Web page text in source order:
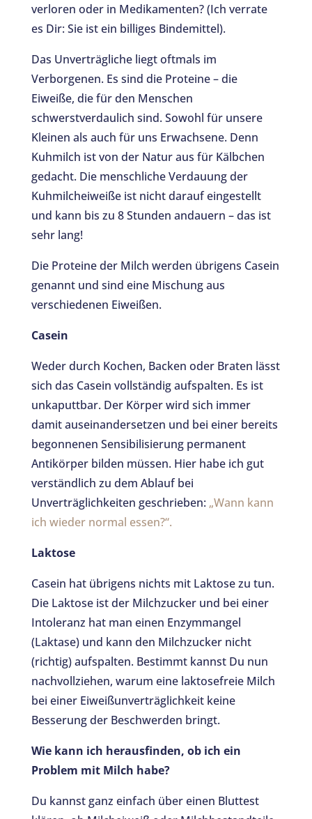
verloren oder in Medikamenten? (Ich verrate
es Dir: Sie ist ein billiges Bindemittel).
Das Unverträgliche liegt oftmals im
Verborgenen. Es sind die Proteine – die
Eiweiße, die für den Menschen
schwerstverdaulich sind. Sowohl für unsere
Kleinen als auch für uns Erwachsene. Denn
Kuhmilch ist von der Natur aus für Kälbchen
gedacht. Die menschliche Verdauung der
Kuhmilcheiweiße ist nicht darauf eingestellt
und kann bis zu 8 Stunden andauern – das ist
sehr lang!
Die Proteine der Milch werden übrigens Casein
genannt und sind eine Mischung aus
verschiedenen Eiweißen.
Casein
Weder durch Kochen, Backen oder Braten lässt
sich das Casein vollständig aufspalten. Es ist
unkaputtbar. Der Körper wird sich immer
damit auseinandersetzen und bei einer bereits
begonnenen Sensibilisierung permanent
Antikörper bilden müssen. Hier habe ich gut
verständlich zu dem Ablauf bei
Unverträglichkeiten geschrieben: „Wann kann
ich wieder normal essen?“.
Laktose
Casein hat übrigens nichts mit Laktose zu tun.
Die Laktose ist der Milchzucker und bei einer
Intoleranz hat man einen Enzymmangel
(Laktase) und kann den Milchzucker nicht
(richtig) aufspalten. Bestimmt kannst Du nun
nachvollziehen, warum eine laktosefreie Milch
bei einer Eiweißunverträglichkeit keine
Besserung der Beschwerden bringt.
Wie kann ich herausfinden, ob ich ein
Problem mit Milch habe?
Du kannst ganz einfach über einen Bluttest